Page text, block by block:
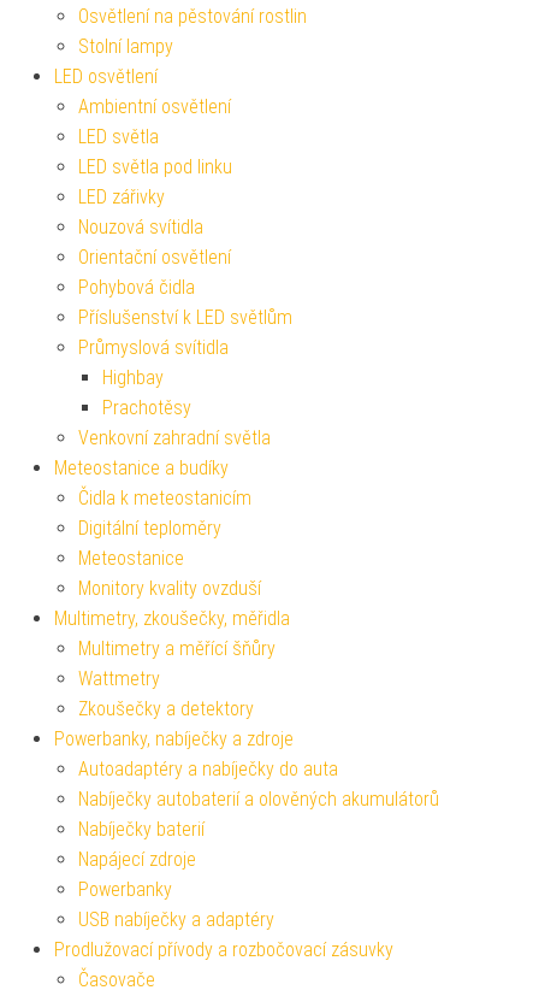
Osvětlení na pěstování rostlin
Stolní lampy
LED osvětlení
Ambientní osvětlení
LED světla
LED světla pod linku
LED zářivky
Nouzová svítidla
Orientační osvětlení
Pohybová čidla
Příslušenství k LED světlům
Průmyslová svítidla
Highbay
Prachotěsy
Venkovní zahradní světla
Meteostanice a budíky
Čidla k meteostanicím
Digitální teploměry
Meteostanice
Monitory kvality ovzduší
Multimetry, zkoušečky, měřidla
Multimetry a měřící šňůry
Wattmetry
Zkoušečky a detektory
Powerbanky, nabíječky a zdroje
Autoadaptéry a nabíječky do auta
Nabíječky autobaterií a olověných akumulátorů
Nabíječky baterií
Napájecí zdroje
Powerbanky
USB nabíječky a adaptéry
Prodlužovací přívody a rozbočovací zásuvky
Časovače